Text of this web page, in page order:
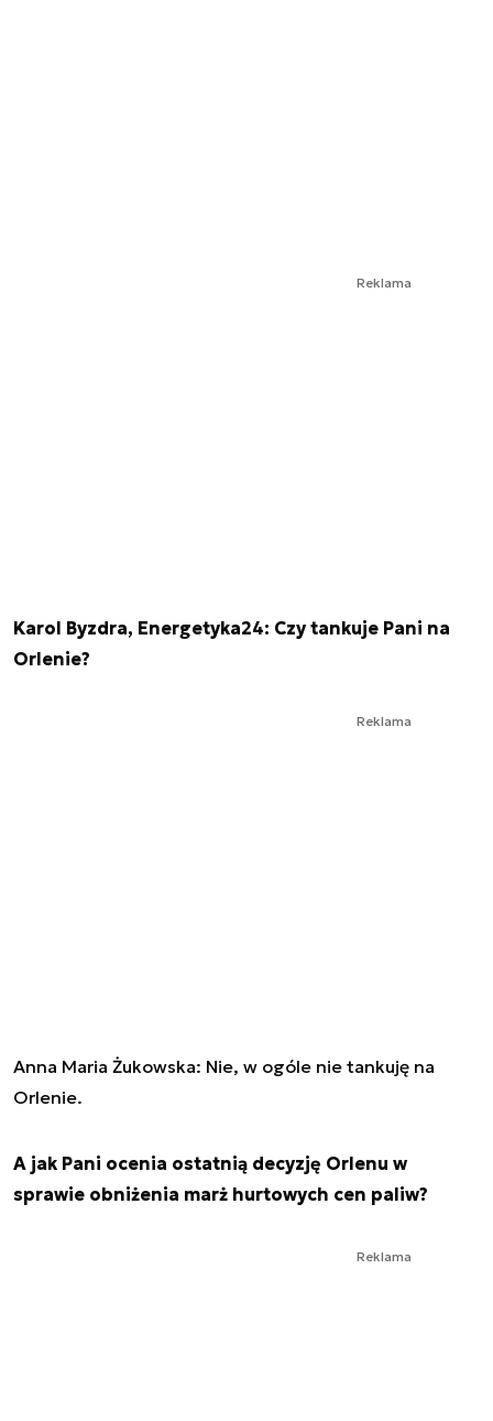
Reklama
Karol Byzdra, Energetyka24: Czy tankuje Pani na
Orlenie?
Reklama
Anna Maria Żukowska: Nie, w ogóle nie tankuję na
Orlenie.
A jak Pani ocenia ostatnią decyzję Orlenu w
sprawie obniżenia marż hurtowych cen paliw?
Reklama